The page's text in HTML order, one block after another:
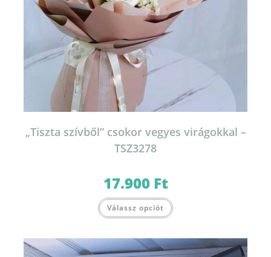
„Tiszta szívből” csokor vegyes virágokkal –
TSZ3278
17.900 Ft
Válassz opciót